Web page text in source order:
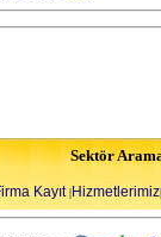
Sektör
Kayıt|Hizmetlerimiz|